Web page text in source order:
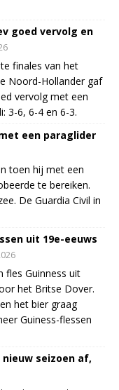
goed vervolg en
finales van het
Noord-Hollander gaf
vervolg met een
3-6, 6-4 en 6-3.
een paraglider
toen hij met een
te bereiken.
De Guardia Civil in
uit 19e-eeuws
fles Guinness uit
het Britse Dover.
het bier graag
Guiness-flessen
nieuw seizoen af,